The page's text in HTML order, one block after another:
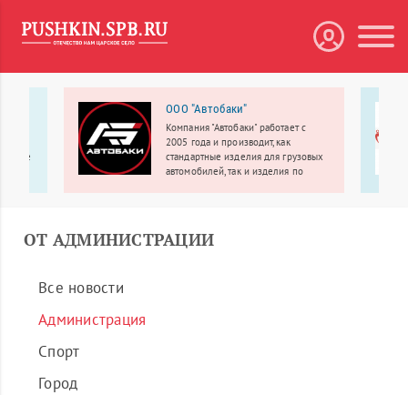
ООО "Автобаки"
Компания "Автобаки" работает с
2005 года и производит, как
стандартные изделия для грузовых
автомобилей, так и изделия по
ОТ АДМИНИСТРАЦИИ
Все новости
Администрация
Спорт
Город